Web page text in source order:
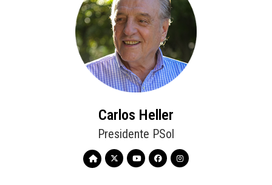
Carlos Heller
Presidente PSol